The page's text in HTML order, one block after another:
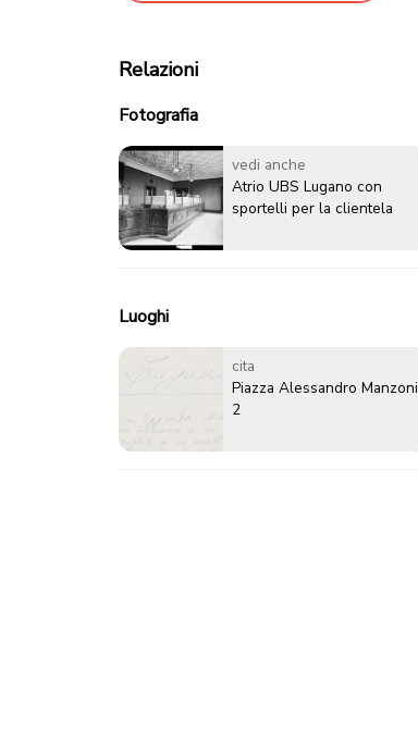
Relazioni
Fotografia
vedi anche
Atrio UBS Lugano con
sportelli per la clientela
Luoghi
cita
Piazza Alessandro Manzoni
2